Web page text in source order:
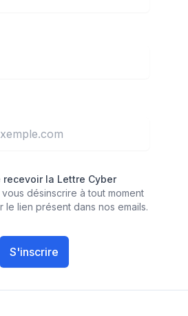
la Lettre Cyber
désinscrire à tout moment
le lien présent dans nos emails.
S'inscrire